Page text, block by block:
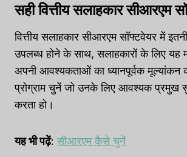
सही वित्तीय सलाहकार सीआरएम
वित्तीय सलाहकार सीआरएम सॉफ्टवेयर में
उपलब्ध होने के साथ, सलाहकारों के लिए यह
अपनी आवश्यकताओं का ध्यानपूर्वक
प्रोग्राम चुनें जो उनके लिए आवश्यक प्रमुख
करता हो।
यह भी पढ़ें: सीआरएम कैसे चुनें